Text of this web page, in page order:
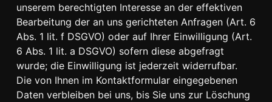
unserem berechtigten Interesse an der effektiven
Bearbeitung der an uns gerichteten Anfragen (Art. 6
Abs. 1 lit. f DSGVO) oder auf Ihrer Einwilligung (Art.
6 Abs. 1 lit. a DSGVO) sofern diese abgefragt
wurde; die Einwilligung ist jederzeit widerrufbar.
Die von Ihnen im Kontaktformular eingegebenen
Daten verbleiben bei uns, bis Sie uns zur Löschung